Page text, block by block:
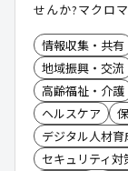
せんか?マクロ
用できます。
情報収集・共有
地域振興・交流
高齢福祉・介護
ヘルスケア
デジタル人材育
セキュリティ対